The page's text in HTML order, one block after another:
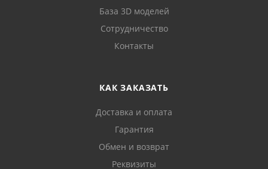
База 3D моделей
Сотрудничество
Контакты
КАК ЗАКАЗАТЬ
Доставка и оплата
Гарантия
Обмен и возврат
Реквизиты